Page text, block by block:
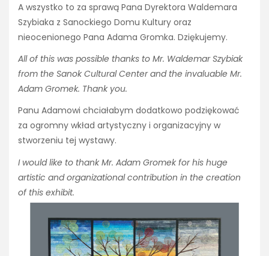
A wszystko to za sprawą Pana Dyrektora Waldemara
Szybiaka z Sanockiego Domu Kultury oraz
nieocenionego Pana Adama Gromka. Dziękujemy.
All of this was possible thanks to Mr. Waldemar Szybiak
from the Sanok Cultural Center and the invaluable Mr.
Adam Gromek. Thank you.
Panu Adamowi chciałabym dodatkowo podziękować
za ogromny wkład artystyczny i organizacyjny w
stworzeniu tej wystawy.
I would like to thank Mr. Adam Gromek for his huge
artistic and organizational contribution in the creation
of this exhibit.